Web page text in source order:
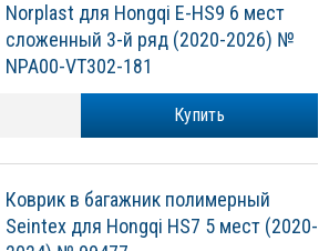
Norplast для Hongqi E-HS9 6 мест
сложенный 3-й ряд (2020-2026) №
NPA00-VT302-181
Купить
Коврик в багажник полимерный
Seintex для Hongqi HS7 5 мест (2020-